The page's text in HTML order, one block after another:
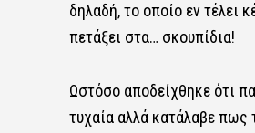
δηλαδή, το οποίο εν τέλει
πετάξει στα… σκουπίδια!
Ωστόσο αποδείχθηκε ότι
τυχαία αλλά κατάλαβε πως